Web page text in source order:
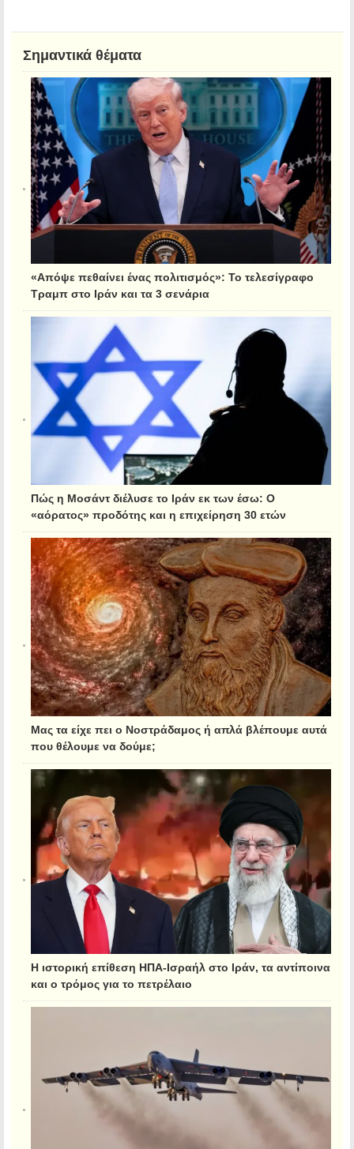
Σημαντικά θέματα
«Απόψε πεθαίνει ένας πολιτισμός»: Το τελεσίγραφο
Τραμπ στο Ιράν και τα 3 σενάρια
Πώς η Μοσάντ διέλυσε το Ιράν εκ των έσω: Ο
«αόρατος» προδότης και η επιχείρηση 30 ετών
Μας τα είχε πει ο Νοστράδαμος ή απλά βλέπουμε αυτά
που θέλουμε να δούμε;
Η ιστορική επίθεση ΗΠΑ-Ισραήλ στο Ιράν, τα αντίποινα
και ο τρόμος για το πετρέλαιο